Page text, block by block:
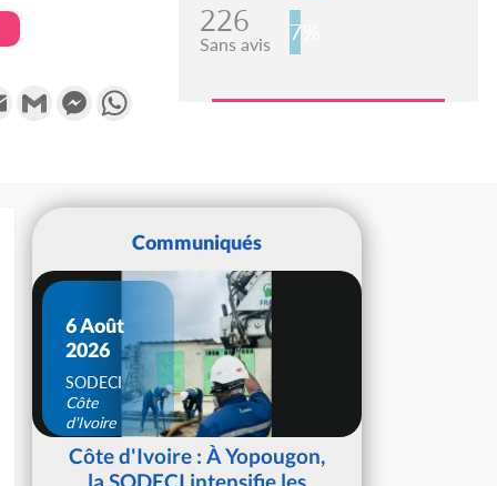
Email Gmail Messenger
226
Sans avis 7%
Communiqués
6 Août
2026
SODECI
Côte
d'Ivoire
Côte d'Ivoire : À Yopougon,
la SODECI intensifie les